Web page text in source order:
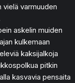
vielä varmuuden
askelin muiden
kulkemaan
kaksijalkoja
pitkin
kasvavia pensaita